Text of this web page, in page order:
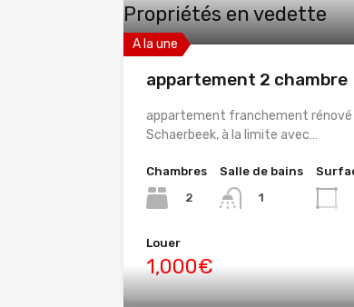
Propriétés en vedette
A la une
appartement 2 chambre
appartement franchement rénové
Schaerbeek, à la limite avec…
Chambres
2
Salle de bains
1
Louer
1,000€